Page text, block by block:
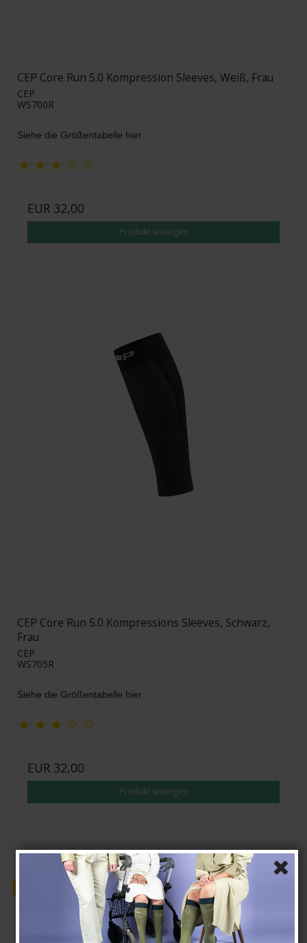
CEP Core Run 5.0 Kompression Sleeves, Weiß, Frau
CEP
WS700R
Siehe die Größentabelle hier
EUR 32,00
Produkt anzeigen
CEP Core Run 5.0 Kompressions Sleeves, Schwarz,
Frau
CEP
WS705R
Siehe die Größentabelle hier
EUR 32,00
Produkt anzeigen